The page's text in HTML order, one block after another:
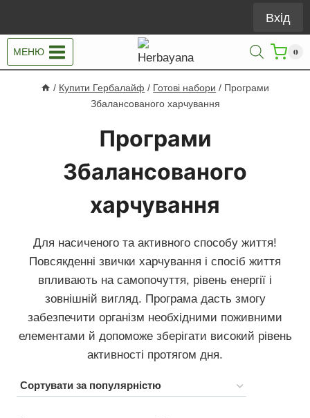
вмісту
Вхід
МЕНЮ 0
/ Купити Гербалайф / Готові набори / Програми
Збалансованого харчування
Програми
Збалансованого
харчування
Для насиченого та активного способу життя!
Повсякденні звички харчування і спосіб життя
впливають на самопочуття, рівень енергії і
зовнішній вигляд. Програма дасть змогу
забезпечити організм необхідними поживними
елементами й допоможе зберігати високий рівень
активності протягом дня.